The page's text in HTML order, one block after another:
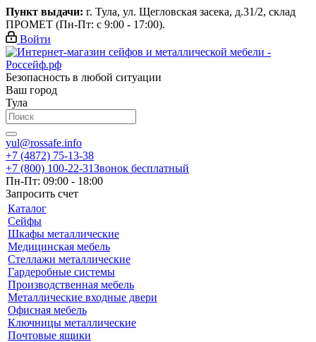
Пункт выдачи: г. Тула, ул. Щегловская засека, д.31/2, склад
ПРОМЕТ (Пн-Пт: с 9:00 - 17:00).
Войти
Безопасность в любой ситуации
Ваш город
Тула
yul@rossafe.info
+7 (4872) 75-13-38
+7 (800) 100-22-31Звонок бесплатный
Пн-Пт: 09:00 - 18:00
Запросить счет
Каталог
Сейфы
Шкафы металлические
Медицинская мебель
Стеллажи металлические
Гардеробные системы
Производственная мебель
Металлические входные двери
Офисная мебель
Ключницы металлические
Почтовые ящики